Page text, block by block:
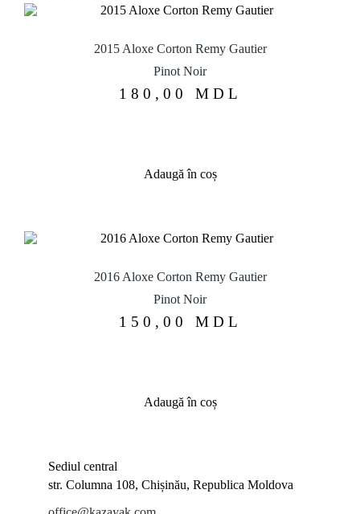
2015 Aloxe Corton Remy Gautier
Pinot Noir
180,00 MDL
Adaugă în coș
2016 Aloxe Corton Remy Gautier
Pinot Noir
150,00 MDL
Adaugă în coș
Sediul central
str. Columna 108, Chișinău, Republica Moldova